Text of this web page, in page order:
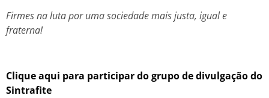
Firmes na luta por uma sociedade mais justa, igual e
fraterna!
Clique aqui para participar do grupo de divulgação do
Sintrafite